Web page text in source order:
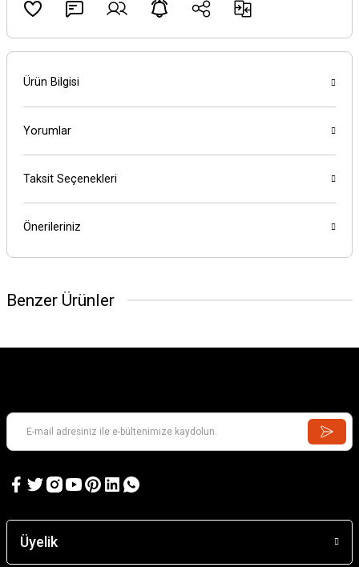
Ürün Bilgisi
Yorumlar
Taksit Seçenekleri
Önerileriniz
Benzer Ürünler
Üyelik